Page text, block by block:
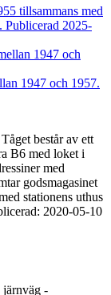
tillsammans med
Publicerad 2025-
1947 och 1957.
består av ett
B6 med loket i
med
godsmagasinet
stationens uthus
2020-05-10
-